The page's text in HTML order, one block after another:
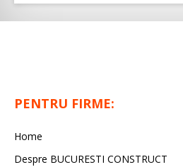
PENTRU FIRME:
Home
Despre BUCURESTI CONSTRUCT